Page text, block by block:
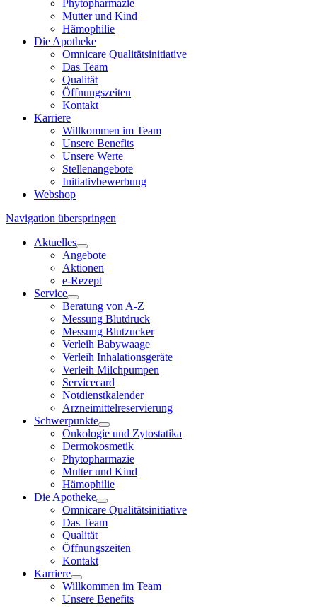
Phytopharmazie
Mutter und Kind
Hämophilie
Die Apotheke
Omnicare Qualitätsinitiative
Das Team
Qualität
Öffnungszeiten
Kontakt
Karriere
Willkommen im Team
Unsere Benefits
Unsere Werte
Stellenangebote
Initiativbewerbung
Webshop
Navigation überspringen
Aktuelles
Angebote
Aktionen
e-Rezept
Service
Beratung von A-Z
Messung Blutdruck
Messung Blutzucker
Verleih Babywaage
Verleih Inhalationsgeräte
Verleih Milchpumpen
Servicecard
Notdienstkalender
Arzneimittelreservierung
Schwerpunkte
Onkologie und Zytostatika
Dermokosmetik
Phytopharmazie
Mutter und Kind
Hämophilie
Die Apotheke
Omnicare Qualitätsinitiative
Das Team
Qualität
Öffnungszeiten
Kontakt
Karriere
Willkommen im Team
Unsere Benefits